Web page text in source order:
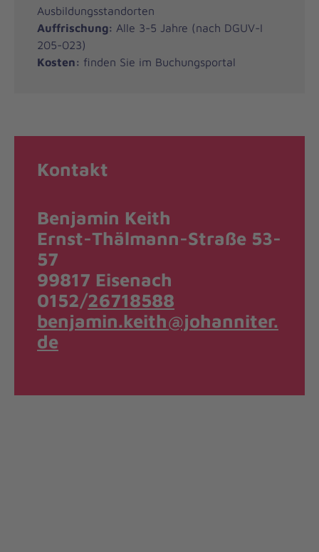
Ausbildungsstandorten
Auffrischung: Alle 3-5 Jahre (nach DGUV-I
205-023)
Kosten: finden Sie im Buchungsportal
Kontakt
Benjamin Keith
Ernst-Thälmann-Straße 53-
57
99817 Eisenach
0152/26718588
benjamin.keith@johanniter.
de